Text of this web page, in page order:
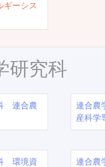
ーシス
研究科
連合農
連合農
産科学
環境資
連合農